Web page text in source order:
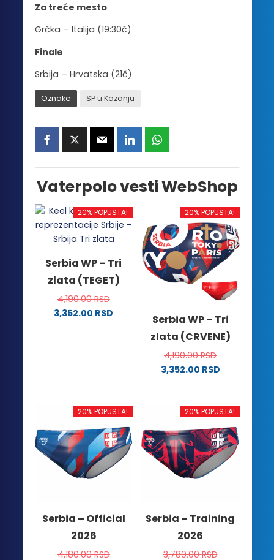
Za treće mesto
Grčka – Italija (19:30č)
Finale
Srbija – Hrvatska (21č)
Oznake SP u Kazanju
Vaterpolo vesti WebShop
20% POPUSTA!
Serbia WP – Tri
zlata (TEGET)
4,190.00RSD
3,352.00 RSD
mogu
izabrane
na
stranici
proizvoda.
20% POPUSTA!
Serbia WP – Tri
zlata (CRVENE)
4,190.00RSD
3,352.00 RSD
ima
varijanti.
Opcije
mogu
biti
stranici
proizvoda.
20% POPUSTA!
Serbia – Official
2026
4,180.00RSD
20% POPUSTA!
Serbia – Training
2026
3,780.00RSD